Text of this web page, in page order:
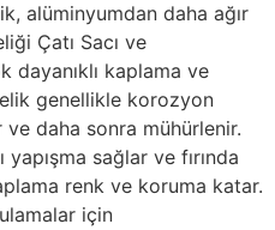
alüminyumdan daha ağır
Çatı Sacı ve
kaplama ve
genellikle korozyon
ve daha sonra mühürlenir.
sağlar ve fırında
renk ve koruma katar.
için